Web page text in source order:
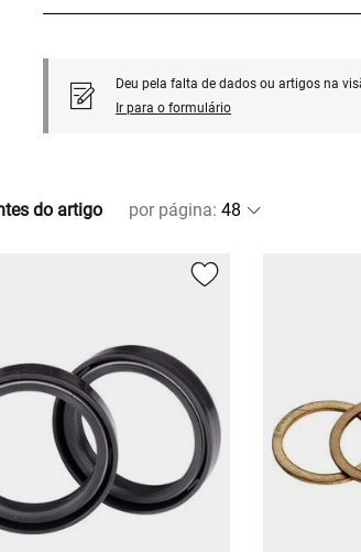
Deu pela falta de dados ou artigos na
Ir para o formulário
do artigo por página: